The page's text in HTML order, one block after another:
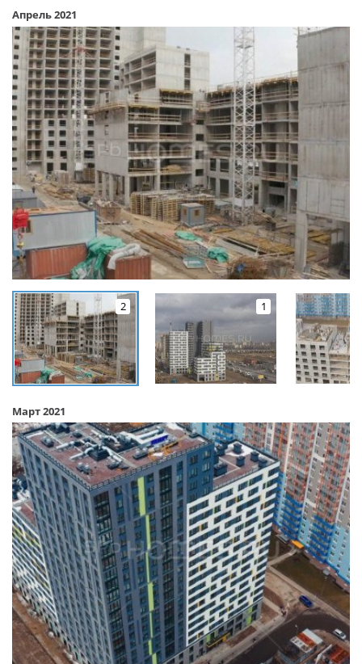
Апрель 2021
2 1
Март 2021